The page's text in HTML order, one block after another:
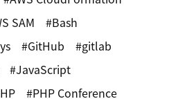
SAM
Bash
GitHub
gitlab
JavaScript
PHP Conference